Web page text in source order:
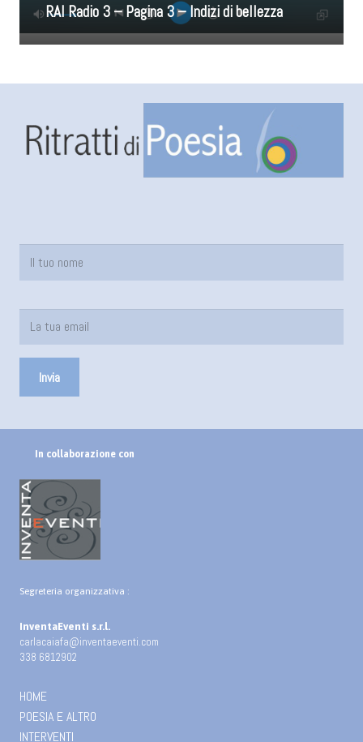
RAI Radio 3 – Pagina 3 – Indizi di bellezza
In collaborazione con
Segreteria organizzativa :
InventaEventi s.r.l.
carlacaiafa@inventaeventi.com
338 6812902
HOME
POESIA E ALTRO
INTERVENTI